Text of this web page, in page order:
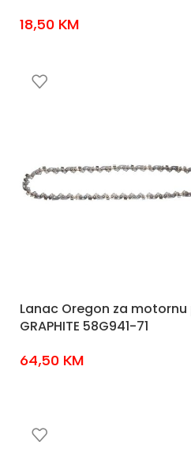
18,50 KM
Lanac Oregon za motornu
GRAPHITE 58G941-71
64,50 KM